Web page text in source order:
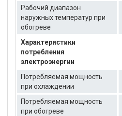
Рабочий диапазон
наружных температур при
обогреве
Характеристики
потребления
электроэнергии
Потребляемая мощность
при охлаждении
Потребляемая мощность
при обогреве